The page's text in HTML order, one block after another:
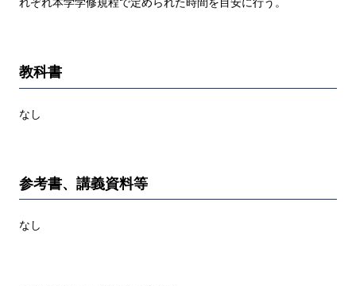
れぞれ本学学修規程で定められた時間を目安に行う。
教科書
なし
参考書、講義資料等
なし